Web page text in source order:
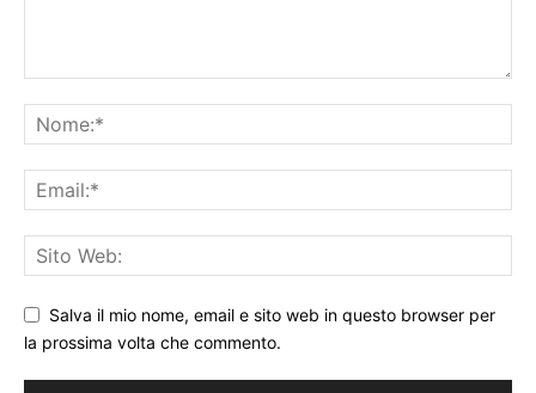
Salva il mio nome, email e sito web in questo browser per
la prossima volta che commento.